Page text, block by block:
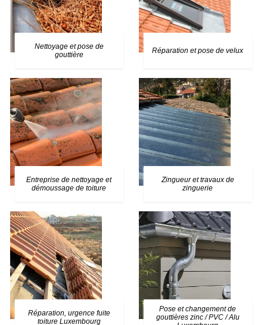
Nettoyage et pose de
gouttière
Réparation et pose de velux
Entreprise de nettoyage et
démoussage de toiture
Zingueur et travaux de
zinguerie
Réparation, urgence fuite
toiture Luxembourg
Pose et changement de
gouttières zinc / PVC / Alu